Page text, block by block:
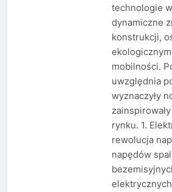
technologie
dynamiczne
konstrukcji,
mobilności.
uwzględnia
wyznaczyły
rynku. 1.
rewolucja
napędów
elektrycznych